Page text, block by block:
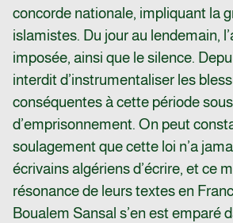
concorde nationale, impliquant la
islamistes. Du jour au lendemain,
imposée, ainsi que le silence.
interdit d’instrumentaliser les
conséquentes à cette période
d’emprisonnement. On peut
soulagement que cette loi n’a
écrivains algériens d’écrire, et ce
résonance de leurs textes en
Boualem Sansal s’en est emparé